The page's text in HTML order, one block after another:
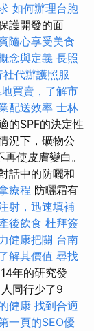
如何辦理台胞
護開發的面
隨心享受美食
念與定義 長照
社代辦護照服
買賣，了解市
配送效率 士林
的SPF的決定性
況下，礦物公
使皮膚變白。
話中的防曬和
療程 防曬霜有
射，迅速填補
後飲食 杜拜簽
健康把關 台南
解其價值 尋找
年的研究發
同行少了9
健康 找到合適
一頁的SEO優